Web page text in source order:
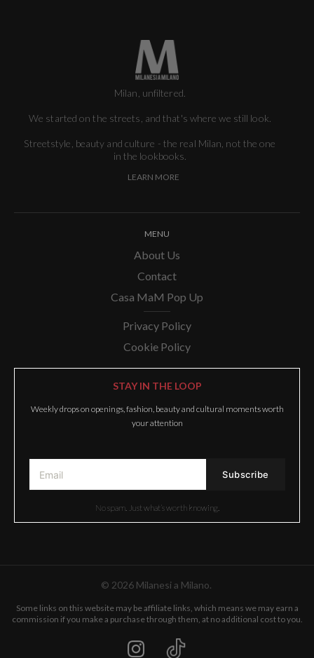
Milan, unfiltered.
We started on the streets, and that's where we still look.
Streetstyle, beauty and culture - the real Milan, not the one
in the lookbooks.
LEARN MORE
MENU
About Us
Contact
Casa MaM Pop Up
Privacy Policy
Cookie Policy
STAY IN THE LOOP
Weekly drops on openings, fashion, beauty and cultural moments worth
your attention
No spam. Just what’s worth knowing.
© 2026 Milanesi a Milano.
Some links on this website may be affiliate links, which means we may earn a
commission if you make a purchase through them, at no additional cost to you.